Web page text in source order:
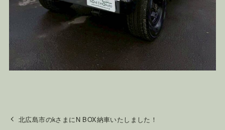
北広島市のkさまにN BOX納車いたしました！